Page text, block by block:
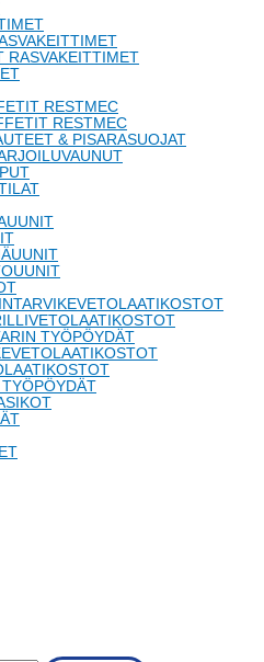
RASVAKEITTIMET
RESTMEC
RESTMEC
& PISARASUOJAT
TYÖPÖYDÄT